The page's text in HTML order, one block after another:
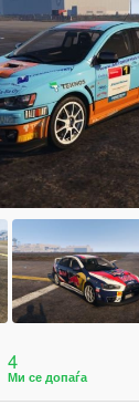
4
Ми се допаѓа